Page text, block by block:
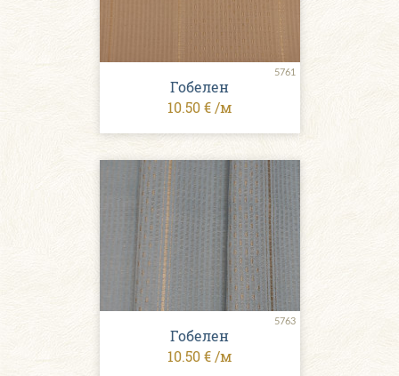
5761
Гобелен
10.50 € /м
5763
Гобелен
10.50 € /м